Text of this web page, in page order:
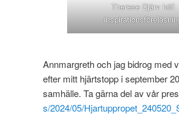
Therese Djärv höll
Annmargreth och jag bidrog med
efter mitt hjärtstopp i september
samhälle. Ta gärna del av vår
s/2024/05/